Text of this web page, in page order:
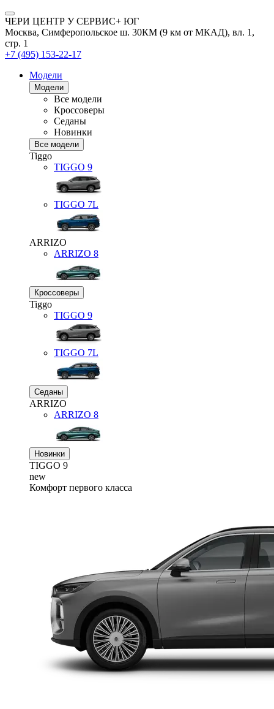
ЧЕРИ ЦЕНТР У СЕРВИС+ ЮГ
Москва, Симферопольское ш. 30КМ (9 км от МКАД), вл. 1,
стр. 1
+7 (495) 153-22-17
Модели
Модели
Все модели
Кроссоверы
Седаны
Новинки
Все модели
Tiggo
TIGGO 9
TIGGO 7L
ARRIZO
ARRIZO 8
Кроссоверы
Tiggo
TIGGO 9
TIGGO 7L
Седаны
ARRIZO
ARRIZO 8
Новинки
TIGGO 9
new
Комфорт первого класса